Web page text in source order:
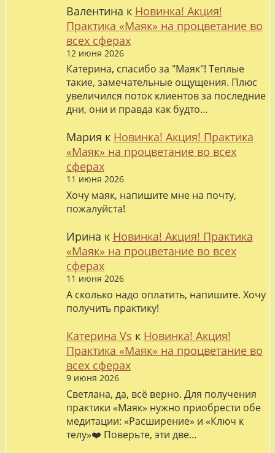
Валентина к Новинка! Акция!
Практика «Маяк» на процветание во
всех сферах
12 июня 2026
Катерина, спасибо за "Маяк"! Теплые
такие, замечательные ощущения. Плюс
увеличился поток клиентов за последние
дни, они и правда как будто…
Мария к Новинка! Акция! Практика
«Маяк» на процветание во всех
сферах
11 июня 2026
Хочу маяк, напишите мне на почту,
пожалуйста!
Ирина к Новинка! Акция! Практика
«Маяк» на процветание во всех
сферах
11 июня 2026
А сколько надо оплатить, напишите. Хочу
получить практику!
Катерина Vs к Новинка! Акция!
Практика «Маяк» на процветание во
всех сферах
9 июня 2026
Светлана, да, всё верно. Для получения
практики «Маяк» нужно приобрести обе
медитации: «Расширение» и «Ключ к
телу»❤️ Поверьте, эти две…